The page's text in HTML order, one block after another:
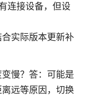
连接设备，但设
实际版本更新补
慢？答：可能是
远等原因，切换